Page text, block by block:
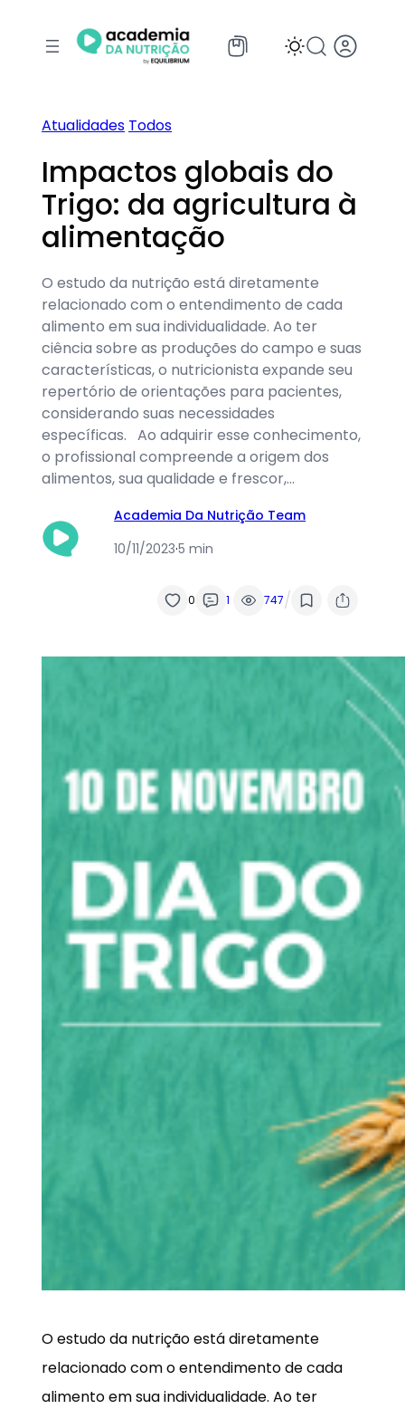
Atualidades Todos
Impactos globais do
Trigo: da agricultura à
alimentação
O estudo da nutrição está diretamente
relacionado com o entendimento de cada
alimento em sua individualidade. Ao ter
ciência sobre as produções do campo e suas
características, o nutricionista expande seu
repertório de orientações para pacientes,
considerando suas necessidades
específicas. Ao adquirir esse conhecimento,
o profissional compreende a origem dos
alimentos, sua qualidade e frescor,…
Academia Da Nutrição Team
10/11/2023·5 min
0 1 747/
O estudo da nutrição está diretamente
relacionado com o entendimento de cada
alimento em sua individualidade. Ao ter